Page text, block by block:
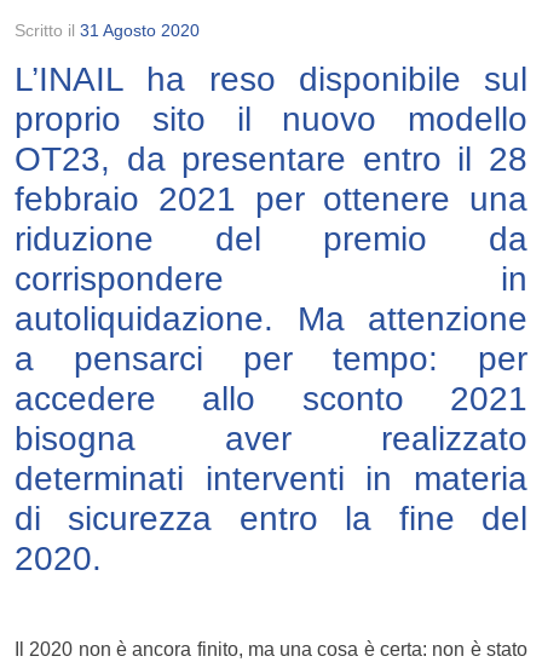
Scritto il 31 Agosto 2020
L’INAIL ha reso disponibile sul
proprio sito il nuovo modello
OT23, da presentare entro il 28
febbraio 2021 per ottenere una
riduzione del premio da
corrispondere in
autoliquidazione. Ma attenzione
a pensarci per tempo: per
accedere allo sconto 2021
bisogna aver realizzato
determinati interventi in materia
di sicurezza entro la fine del
2020.
Il 2020 non è ancora finito, ma una cosa è certa: non è stato